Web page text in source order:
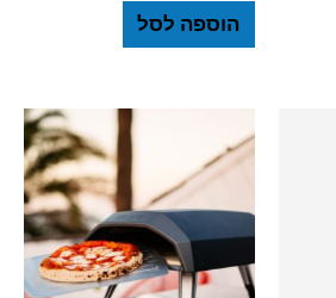
הוספה לסל